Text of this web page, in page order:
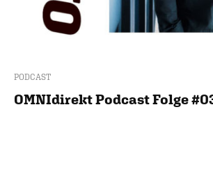
PODCAST
OMNIdirekt Podcast Folge